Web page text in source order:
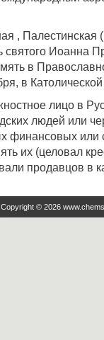
, Палестинская
святого Иоанна
в
в
лицо в
людей или
финансовых или
их (целовал
продавцов в
Copyright © 2026